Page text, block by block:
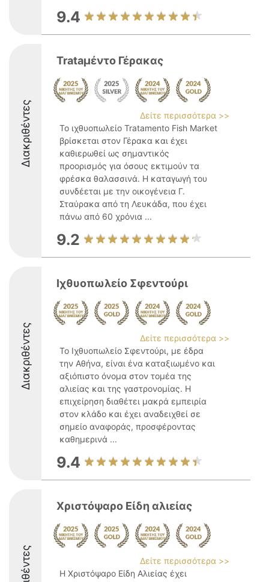
9.4
Διακριθέντες
Trataμέντο Γέρακας
Δείτε περισσότερα >>
Το ιχθυοπωλείο Tratamento Fish Market
βρίσκεται στον Γέρακα και έχει
καθιερωθεί ως σημαντικός
προορισμός για όσους εκτιμούν τα
φρέσκα θαλασσινά. Η καταγωγή του
συνδέεται με την οικογένεια Γ.
Σταύρακα από τη Λευκάδα, που έχει
πάνω από 60 χρόνια ...
9.2
Διακριθέντες
Ιχθυοπωλείο Σφεντούρι
Δείτε περισσότερα >>
Το Ιχθυοπωλείο Σφεντούρι, με έδρα
την Αθήνα, είναι ένα καταξιωμένο και
αξιόπιστο όνομα στον τομέα της
αλιείας και της γαστρονομίας. Η
επιχείρηση διαθέτει μακρά εμπειρία
στον κλάδο και έχει αναδειχθεί σε
σημείο αναφοράς, προσφέροντας
καθημερινά ...
9.4
Χριστόψαρο Είδη αλιείας
Δείτε περισσότερα >>
Η Χριστόψαρο Είδη Αλιείας έχει